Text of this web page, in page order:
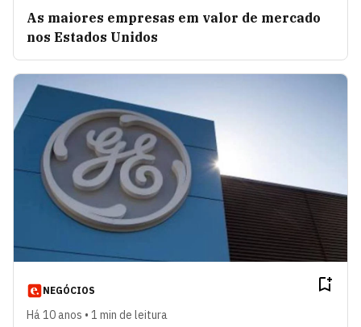
As maiores empresas em valor de mercado
nos Estados Unidos
NEGÓCIOS
Há 10 anos • 1 min de leitura